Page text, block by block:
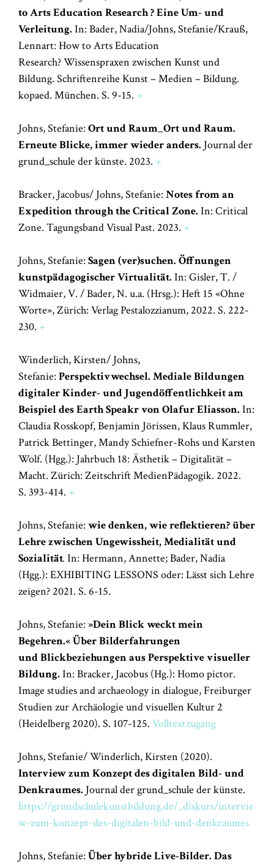
to Arts Education Research ? Eine Um- und
Verleitung. In: Bader, Nadia/Johns, Stefanie/Krauß,
Lennart: How to Arts Education
Research? Wissenspraxen zwischen Kunst und
Bildung. Schriftenreihe Kunst – Medien – Bildung.
kopaed. München. S. 9-15. +
Johns, Stefanie: Ort und Raum_Ort und Raum.
Erneute Blicke, immer wieder anders. Journal der
grund_schule der künste. 2023. +
Bracker, Jacobus/ Johns, Stefanie: Notes from an
Expedition through the Critical Zone. In: Critical
Zone. Tagungsband Visual Past. 2023. +
Johns, Stefanie: Sagen (ver)suchen. Öffnungen
kunstpädagogischer Virtualität. In: Gisler, T. /
Widmaier, V. / Bader, N. u.a. (Hrsg.): Heft 15 «Ohne
Worte», Zürich: Verlag Pestalozzianum, 2022. S. 222-
230. +
Winderlich, Kirsten/ Johns,
Stefanie: Perspektivwechsel. Mediale Bildungen
digitaler Kinder- und Jugendöffentlichkeit am
Beispiel des Earth Speakr von Olafur Eliasson. In:
Claudia Rosskopf, Benjamin Jörissen, Klaus Rummler,
Patrick Bettinger, Mandy Schiefner-Rohs und Karsten
Wolf. (Hgg.): Jahrbuch 18: Ästhetik – Digitalität –
Macht. Zürich: Zeitschrift MedienPädagogik. 2022.
S. 393-414. +
Johns, Stefanie: wie denken, wie reflektieren? über
Lehre zwischen Ungewissheit, Medialität und
Sozialität. In: Hermann, Annette; Bader, Nadia
(Hgg.): EXHIBITING LESSONS oder: Lässt sich Lehre
zeigen? 2021. S. 6-15.
Johns, Stefanie: »Dein Blick weckt mein
Begehren.« Über Bilderfahrungen
und Blickbeziehungen aus Perspektive visueller
Bildung. In: Bracker, Jacobus (Hg.): Homo pictor.
Image studies and archaeology in dialogue, Freiburger
Studien zur Archäologie und visuellen Kultur 2
(Heidelberg 2020). S. 107-125. Volltextzugang
Johns, Stefanie/ Winderlich, Kirsten (2020).
Interview zum Konzept des digitalen Bild- und
Denkraumes. Journal der grund_schule der künste.
https://grundschulekunstbildung.de/_diskurs/intervie
w-zum-konzept-des-digitalen-bild-und-denkraumes
Johns, Stefanie: Über hybride Live-Bilder. Das